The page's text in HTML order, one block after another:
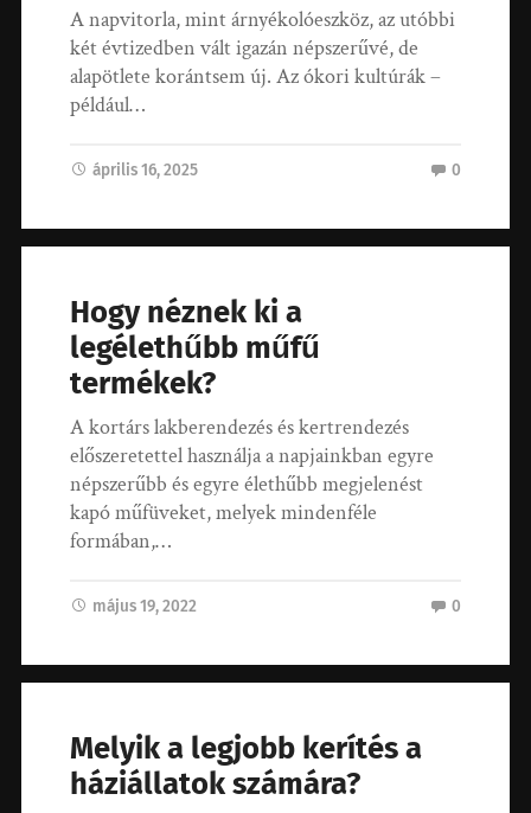
A napvitorla, mint árnyékolóeszköz, az utóbbi
két évtizedben vált igazán népszerűvé, de
alapötlete korántsem új. Az ókori kultúrák –
például…
április 16, 2025 0
Hogy néznek ki a
legélethűbb műfű
termékek?
A kortárs lakberendezés és kertrendezés
előszeretettel használja a napjainkban egyre
népszerűbb és egyre élethűbb megjelenést
kapó műfüveket, melyek mindenféle
formában,…
május 19, 2022 0
Melyik a legjobb kerítés a
háziállatok számára?